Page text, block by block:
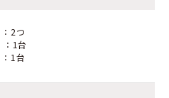
2つ
：1台
1台